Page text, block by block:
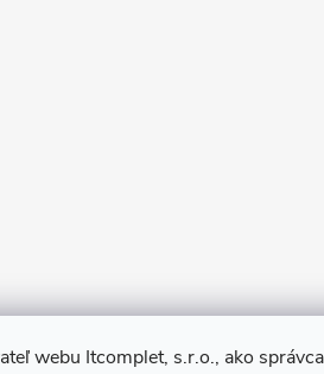
webu Itcomplet, s.r.o., ako